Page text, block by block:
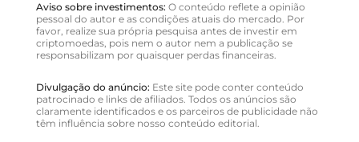
Aviso sobre investimentos: O conteúdo reflete a opinião
pessoal do autor e as condições atuais do mercado. Por
favor, realize sua própria pesquisa antes de investir em
criptomoedas, pois nem o autor nem a publicação se
responsabilizam por quaisquer perdas financeiras.
Divulgação do anúncio: Este site pode conter conteúdo
patrocinado e links de afiliados. Todos os anúncios são
claramente identificados e os parceiros de publicidade não
têm influência sobre nosso conteúdo editorial.